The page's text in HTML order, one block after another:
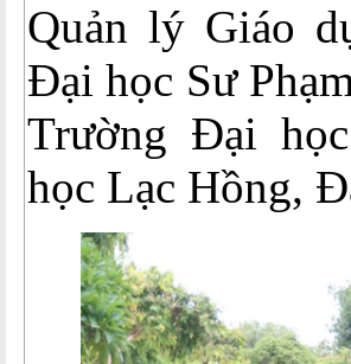
Quản lý Giáo
Đại học Sư
Trường Đại
học Lạc Hồng,